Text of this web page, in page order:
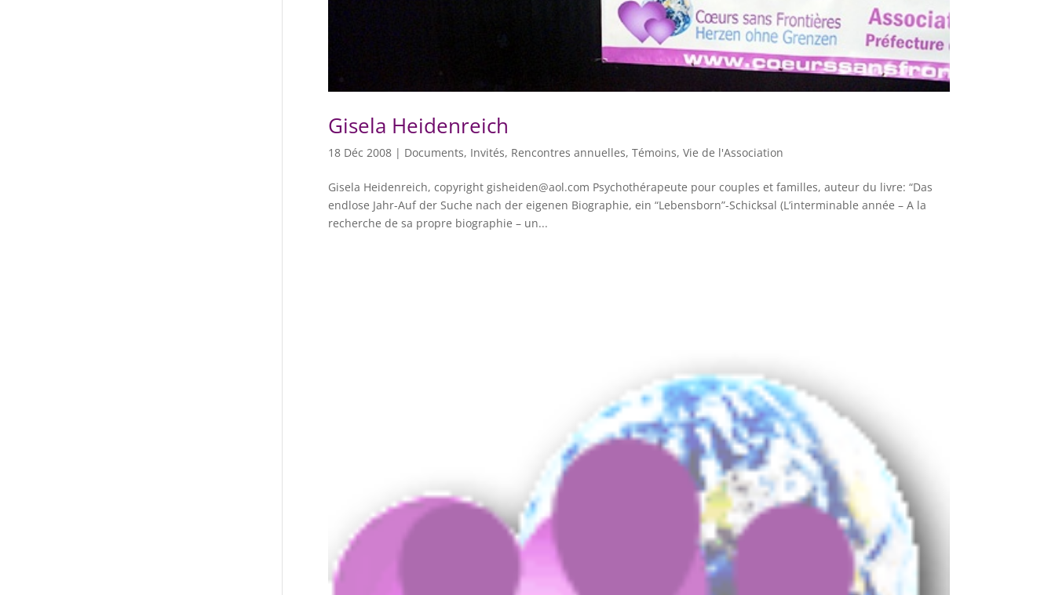
Gisela Heidenreich
18 Déc 2008| Documents, Invités, Rencontres annuelles, Témoins, Vie de l'Association
Gisela Heidenreich, copyright gisheiden@aol.com Psychothérapeute pour couples et familles, auteur du livre: “Das
endlose Jahr-Auf der Suche nach der eigenen Biographie, ein “Lebensborn”-Schicksal (L’interminable année – A la
recherche de sa propre biographie – un...